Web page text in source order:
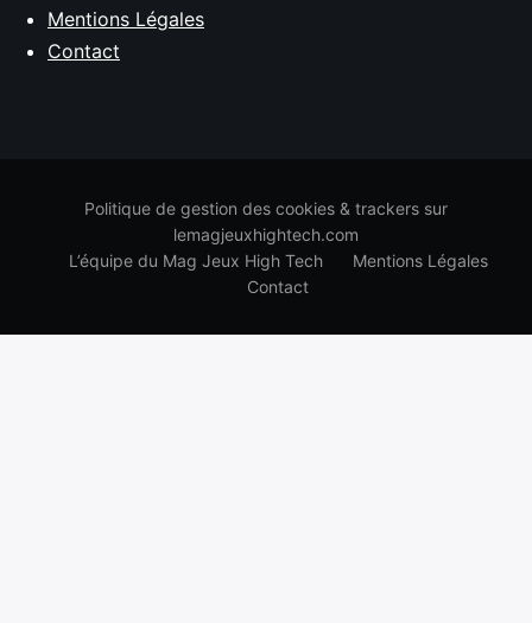
Mentions Légales
Contact
Politique de gestion des cookies & trackers sur
lemagjeuxhightech.com
L’équipe du Mag Jeux High Tech
Mentions Légales
Contact